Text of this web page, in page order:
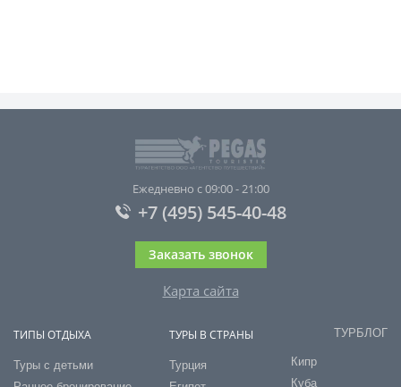
Ежедневно с 09:00 - 21:00
+7 (495) 545-40-48
Заказать звонок
Карта сайта
ТИПЫ ОТДЫХА
Туры с детьми
ТУРЫ В СТРАНЫ
Турция
ТУРБЛОГ
Кипр
Куба